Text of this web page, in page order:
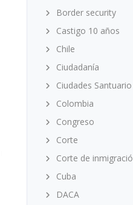
Border security
Castigo 10 años
Chile
Ciudadanía
Ciudades Santuario
Colombia
Congreso
Corte
Corte de
Cuba
DACA